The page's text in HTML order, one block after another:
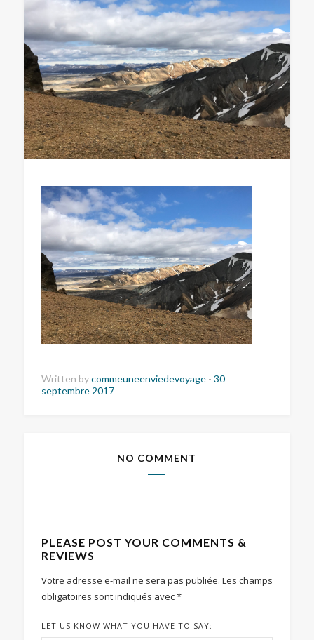
Written bycommeuneenviedevoyage - 30
septembre 2017
NO COMMENT
PLEASE POST YOUR COMMENTS &
REVIEWS
Votre adresse e-mail ne sera pas publiée. Les champs
obligatoires sont indiqués avec*
LET US KNOW WHAT YOU HAVE TO SAY: